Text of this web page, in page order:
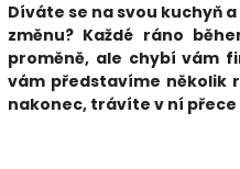
Díváte se na svou kuchyň
změnu? Každé ráno
proměně, ale chybí vám
vám představíme několik
nakonec, trávíte v ní